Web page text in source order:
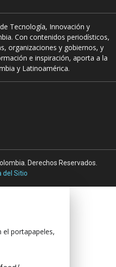
Tecnología, Innovación y
Con contenidos periodísticos,
organizaciones y gobiernos, y
e inspiración, aporta a la
y Latinoamérica.
Derechos Reservados.
del Sitio
el portapapeles,